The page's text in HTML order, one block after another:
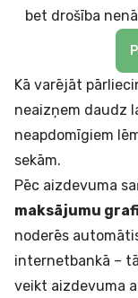
bet drošība
Kā varējāt
neaizņem daudz
neapdomīgiem
sekām.
Pēc aizdevuma
maksājumu
noderēs
internetbankā –
veikt aizdevuma